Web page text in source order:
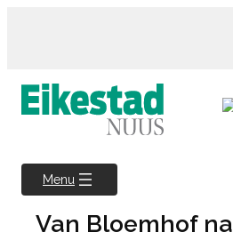
Menu
Van Bloemhof na